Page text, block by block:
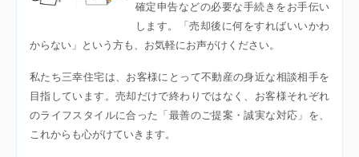
確定申告などの必要な手続きをお手伝い
します。「売却後に何をすればいいかわ
からない」という方も、お気軽にお声がけください。
私たち三幸住宅は、お客様にとって不動産の身近な相談相手を
目指しています。売却だけで終わりではなく、お客様それぞれ
のライフスタイルに合った「最善のご提案・誠実な対応」を、
これからも心がけていきます。